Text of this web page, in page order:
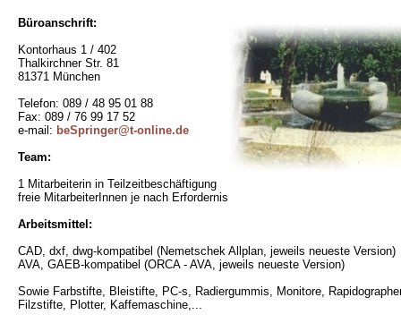
Büroanschrift:
Kontorhaus 1 / 402
Thalkirchner Str. 81
81371 München
Telefon: 089 / 48 95 01 88
Fax: 089 / 76 99 17 52
e-mail: beSpringer@t-online.de
Team:
1 Mitarbeiterin in Teilzeitbeschäftigung
freie MitarbeiterInnen je nach Erfordernis
Arbeitsmittel:
CAD, dxf, dwg-kompatibel (Nemetschek Allplan, jeweils neueste Version)
AVA, GAEB-kompatibel (ORCA - AVA, jeweils neueste Version)
Sowie Farbstifte, Bleistifte, PC-s, Radiergummis, Monitore,
Filzstifte, Plotter, Kaffemaschine,...